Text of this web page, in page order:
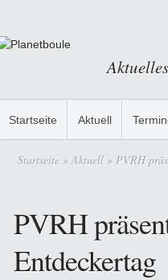
Startseite Aktuell
Startseite » Aktuell » PVRH
PVRH
Entdeckertag